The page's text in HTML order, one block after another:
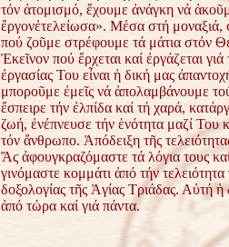
τόν ἀτομισμό, ἔχουμε ἀνάγκη νά
ἔργονἐτελείωσα». Μέσα στή μοναξιά,
πού ζοῦμε στρέφουμε τά μάτια
Ἐκεῖνον πού ἔρχεται καί ἐργάζεται
ἐργασίας Του εἶναι ἡ δική μας
μποροῦμε ἐμεῖς νά ἀπολαμβάνουμε
ἔσπειρε τήν ἐλπίδα καί τή χαρά,
ζωή, ἐνέπνευσε τήν ἑνότητα μαζί Του
τόν ἄνθρωπο. Ἀπόδειξη τῆς
Ἄς ἀφουγκραζόμαστε τά λόγια τους
γινόμαστε κομμάτι ἀπό τήν
δοξολογίας τῆς Ἁγίας Τριάδας. Αὐτή
ἀπό τώρα καί γιά πάντα.